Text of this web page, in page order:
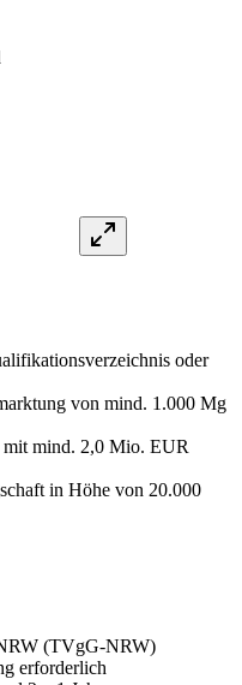
oder
von mind. 1.000 Mg
mind. 2,0 Mio. EUR
in Höhe von 20.000
(TVgG-NRW)
erforderlich